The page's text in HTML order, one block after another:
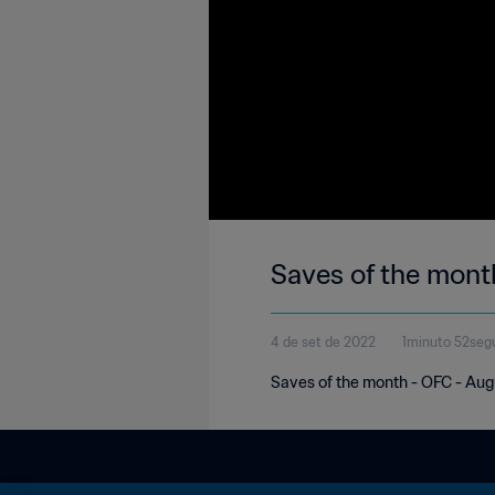
Saves of the
4 de set de 2022 1minuto
Saves of the month - OFC -